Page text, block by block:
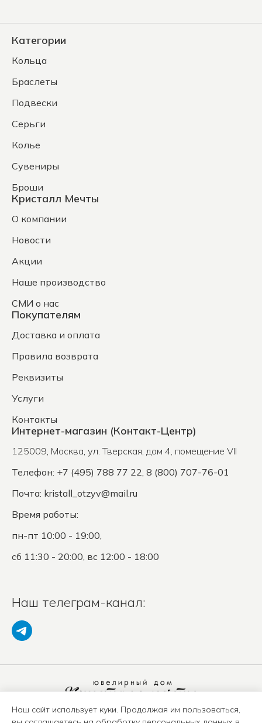
Категории
Кольца
Браслеты
Подвески
Серьги
Колье
Сувениры
Броши
Кристалл Мечты
О компании
Новости
Акции
Наше производство
СМИ о нас
Покупателям
Доставка и оплата
Правила возврата
Реквизиты
Услуги
Контакты
Интернет-магазин (Контакт-Центр)
125009, Москва, ул. Тверская, дом 4, помещение VII
Телефон: +7 (495) 788 77 22, 8 (800) 707-76-01
Почта: kristall_otzyv@mail.ru
Время работы:
пн-пт 10:00 - 19:00,
сб 11:30 - 20:00, вс 12:00 - 18:00
Наш телеграм-канал:
Политика конфиденциальности
Наш сайт использует куки. Продолжая им пользоваться,